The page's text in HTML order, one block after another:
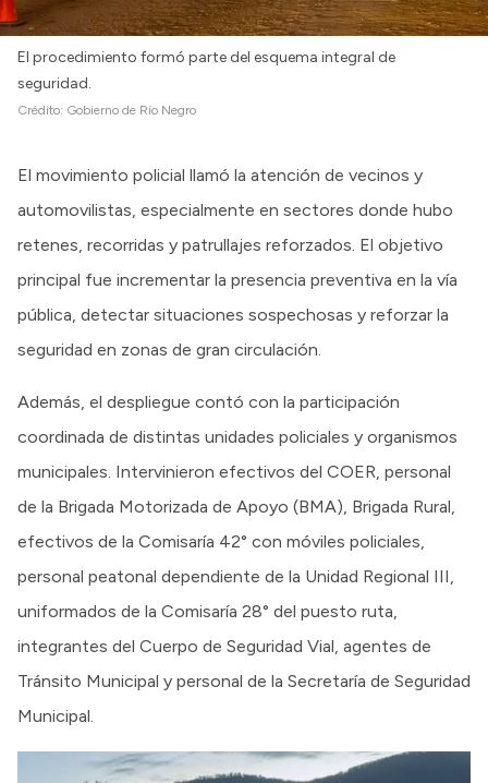
El procedimiento formó parte del esquema integral de
seguridad.
Crédito: Gobierno de Río Negro
El movimiento policial llamó la atención de vecinos y
automovilistas, especialmente en sectores donde hubo
retenes, recorridas y patrullajes reforzados. El objetivo
principal fue incrementar la presencia preventiva en la vía
pública, detectar situaciones sospechosas y reforzar la
seguridad en zonas de gran circulación.
Además, el despliegue contó con la participación
coordinada de distintas unidades policiales y organismos
municipales. Intervinieron efectivos del COER, personal
de la Brigada Motorizada de Apoyo (BMA), Brigada Rural,
efectivos de la Comisaría 42° con móviles policiales,
personal peatonal dependiente de la Unidad Regional III,
uniformados de la Comisaría 28° del puesto ruta,
integrantes del Cuerpo de Seguridad Vial, agentes de
Tránsito Municipal y personal de la Secretaría de Seguridad
Municipal.